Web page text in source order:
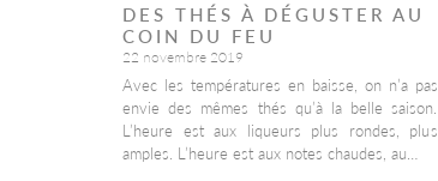
DES THÉS À DÉGUSTER AU
COIN DU FEU
22 novembre 2019
Avec les températures en baisse, on n’a pas
envie des mêmes thés qu’à la belle saison.
L’heure est aux liqueurs plus rondes, plus
amples. L’heure est aux notes chaudes, au…